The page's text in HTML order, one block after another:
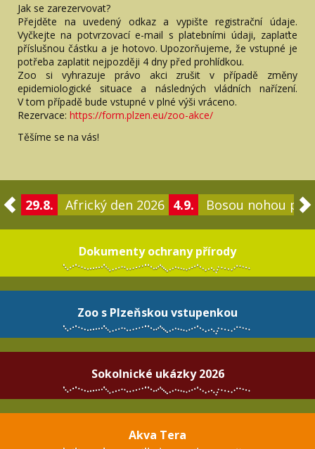
Jak se zarezervovat?
Přejděte na uvedený odkaz a vypište registrační údaje.
Vyčkejte na potvrzovací e-mail s platebními údaji, zaplaťte
příslušnou částku a je hotovo. Upozorňujeme, že vstupné je
potřeba zaplatit nejpozději 4 dny před prohlídkou.
Zoo si vyhrazuje právo akci zrušit v případě změny
epidemiologické situace a následných vládních nařízení.
V tom případě bude vstupné v plné výši vráceno.
Rezervace: https://form.plzen.eu/zoo-akce/
Těšíme se na vás!
29.8. Africký den 2026 4.9. Bosou nohou po
Dokumenty ochrany přírody
Zoo s Plzeňskou vstupenkou
Sokolnické ukázky 2026
Akva Tera